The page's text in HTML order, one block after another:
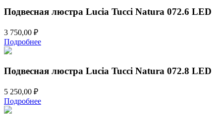
Подвесная люстра Lucia Tucci Natura 072.6 LED
3 750,00 ₽
Подробнее
Подвесная люстра Lucia Tucci Natura 072.8 LED
5 250,00 ₽
Подробнее